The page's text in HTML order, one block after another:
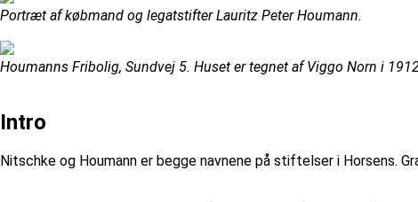
Portræt af købmand og legatstifter Lauritz Peter Houmann.
Houmanns Fribolig, Sundvej 5. Huset er tegnet af Viggo Norn i
Intro
Nitschke og Houmann er begge navnene på stiftelser i Horsens.